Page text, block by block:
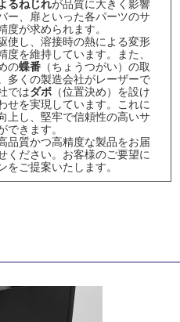
るねじれが品質に大きく影響
ー、扉といった各パーツのサ
度が求められます。
使し、溶接時の熱による変形
を維持しています。また、
の蝶番 （ちょうつがい）の取
多くの製造会社がレーザーで
ではダボ （位置決め）を設け
せを実現しています。これに
上し、堅牢で信頼性の高いサ
できます。
品質かつ高精度な製品をお届
ください。お客様のご要望に
ご提案いたします。